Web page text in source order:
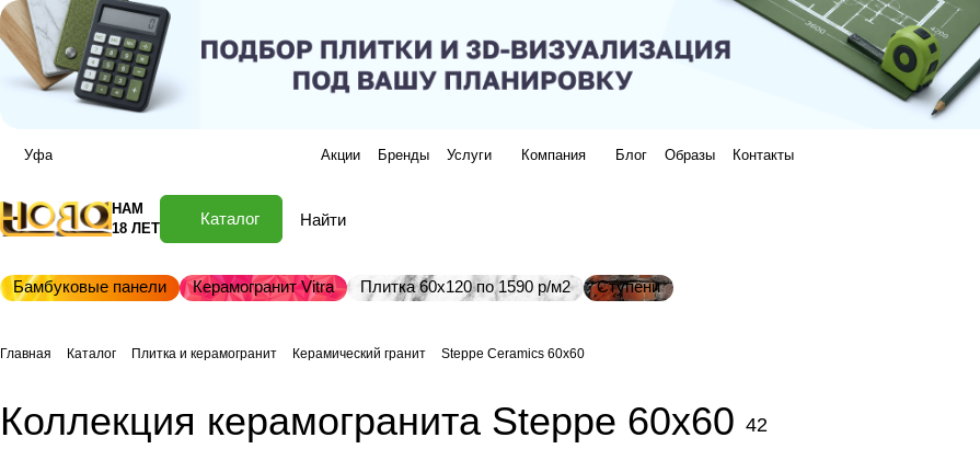
Уфа Акции Бренды Услуги Компания Блог Образы Контакты
НАМ
18 ЛЕТ
Каталог
Бамбуковые панели Керамогранит Vitra Плитка 60х120 по 1590 р/м2 Ступени
Главная Каталог Плитка и керамогранит Керамический гранит Steppe Ceramics 60x60
Коллекция керамогранита Steppe 60x60 42